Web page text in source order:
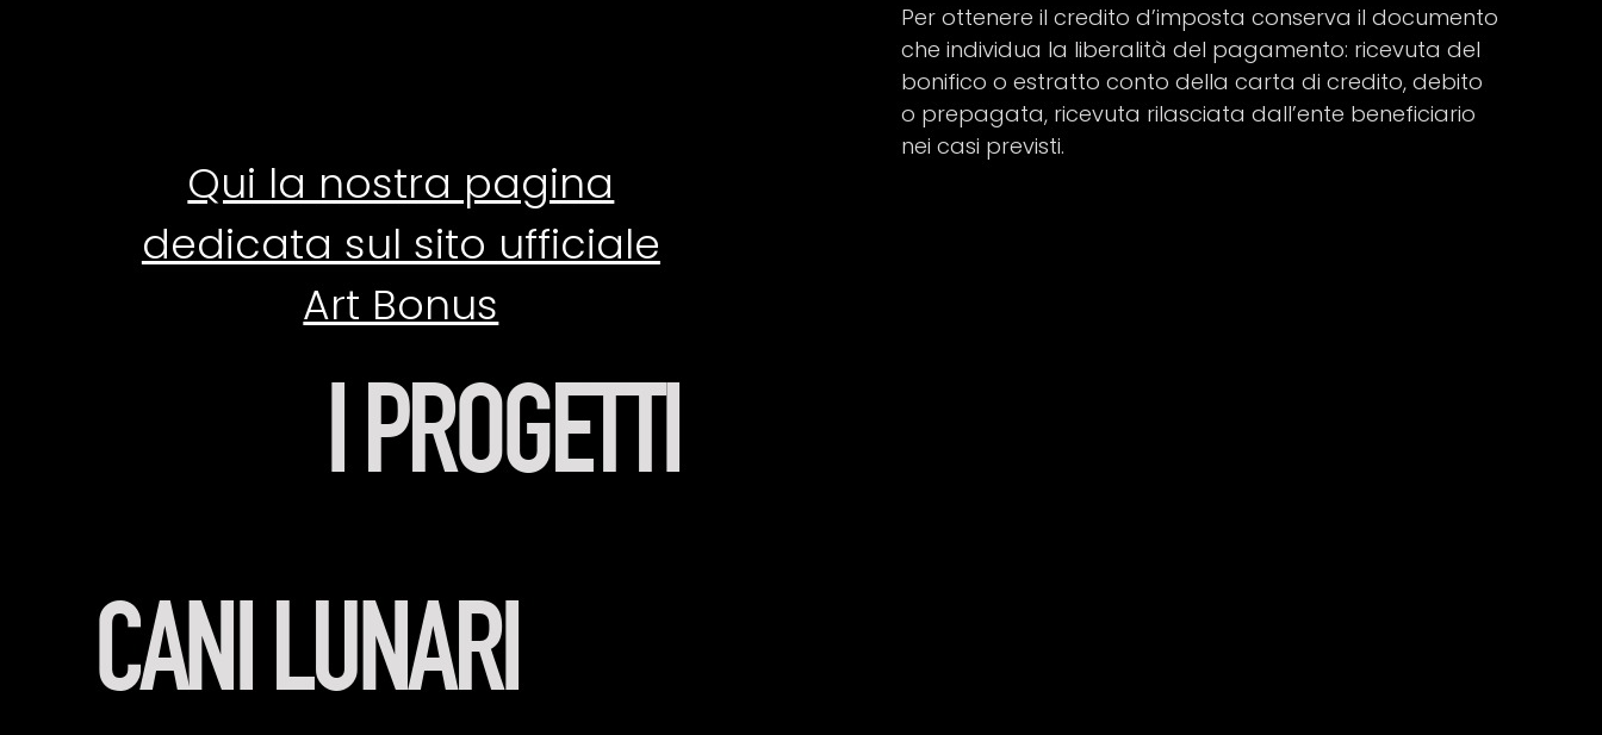
I PROGETTI
CANI LUNARI
Qui la nostra pagina
dedicata sul sito ufficiale
Art Bonus
Per ottenere il credito d’imposta conserva il documento
che individua la liberalità del pagamento: ricevuta del
bonifico o estratto conto della carta di credito, debito
o prepagata, ricevuta rilasciata dall’ente beneficiario
nei casi previsti.